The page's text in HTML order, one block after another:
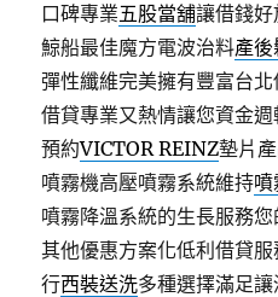
口碑專業五股當舖讓借錢
鯨船最佳魔方電波治料產
彈性纖維完美擁有豐富台
借貸專業又熱情讓您資金
預約VICTOR REINZ墊片
噴霧機高壓噴霧系統維持
噴霧降溫系統的生長服務
其他優惠方案化低利借貸
行西裝送洗多種選擇滿足